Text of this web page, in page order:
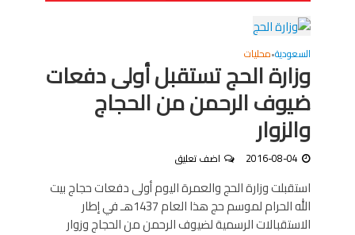
السعودية•محليات
وزارة الحج تستقبل أولى دفعات
ضيوف الرحمن من الحجاج
والزوار
2016-08-04 اضف تعليق
استقبلت وزارة الحج والعمرة اليوم أولى دفعات حجاج بيت
الله الحرام لموسم حج هذا العام 1437هـ في إطار
الاستقبالات الرسمية لضيوف الرحمن من الحجاج وزوار